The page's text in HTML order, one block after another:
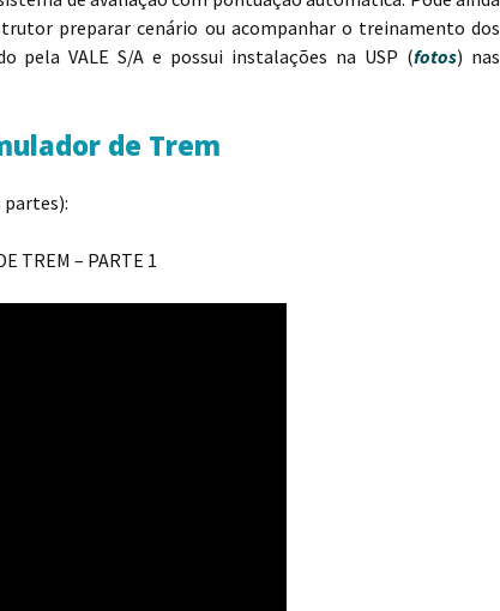
preparar cenário ou acompanhar o treinamento dos
pela VALE S/A e possui instalações na USP (fotos) nas
de Trem
partes):
TREM – PARTE 1